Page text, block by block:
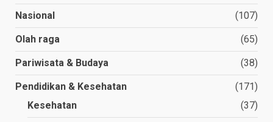
Nasional (107)
Olah raga (65)
Pariwisata & Budaya (38)
Pendidikan & Kesehatan
(171)
Kesehatan
(37)